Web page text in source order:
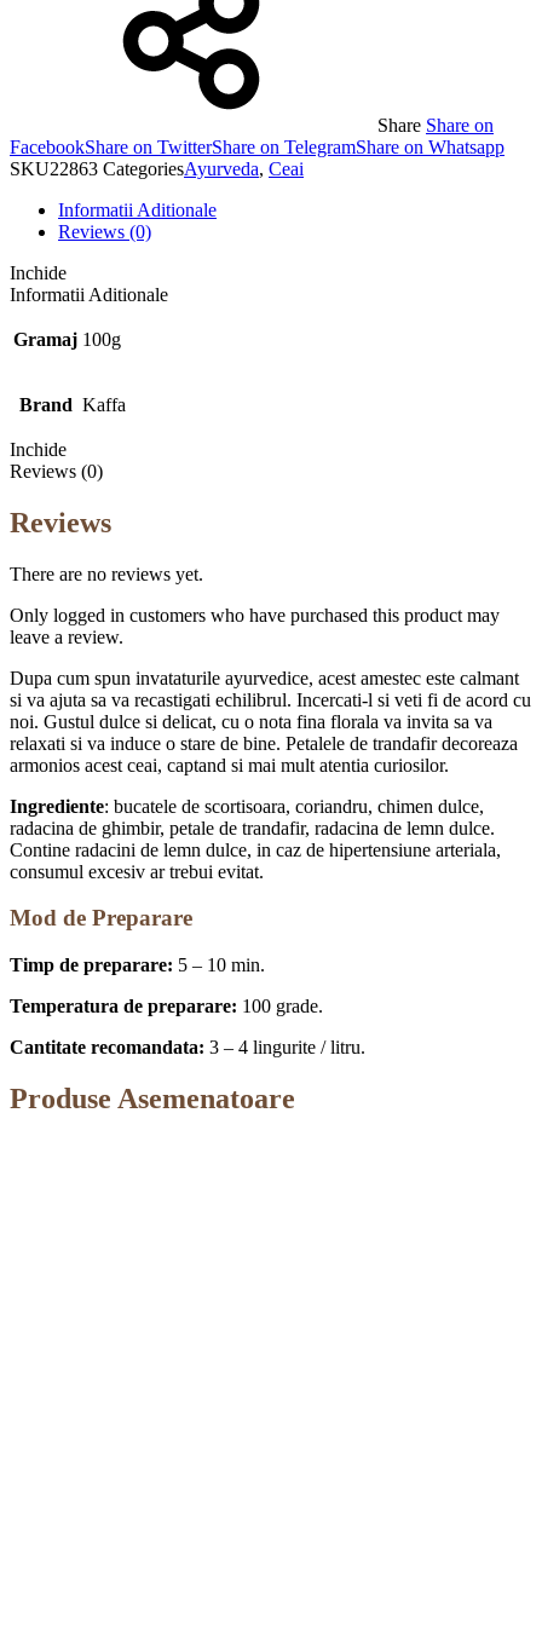
Share Share on
FacebookShare on TwitterShare on TelegramShare on Whatsapp
SKU22863 CategoriesAyurveda, Ceai
Informatii Aditionale
Reviews (0)
Inchide
Informatii Aditionale
Gramaj 100g
Brand Kaffa
Inchide
Reviews (0)
Reviews
There are no reviews yet.
Only logged in customers who have purchased this product may
leave a review.
Dupa cum spun invataturile ayurvedice, acest amestec este calmant
si va ajuta sa va recastigati echilibrul. Incercati-l si veti fi de acord cu
noi. Gustul dulce si delicat, cu o nota fina florala va invita sa va
relaxati si va induce o stare de bine. Petalele de trandafir decoreaza
armonios acest ceai, captand si mai mult atentia curiosilor.
Ingrediente: bucatele de scortisoara, coriandru, chimen dulce,
radacina de ghimbir, petale de trandafir, radacina de lemn dulce.
Contine radacini de lemn dulce, in caz de hipertensiune arteriala,
consumul excesiv ar trebui evitat.
Mod de Preparare
Timp de preparare: 5 – 10 min.
Temperatura de preparare: 100 grade.
Cantitate recomandata: 3 – 4 lingurite / litru.
Produse Asemenatoare